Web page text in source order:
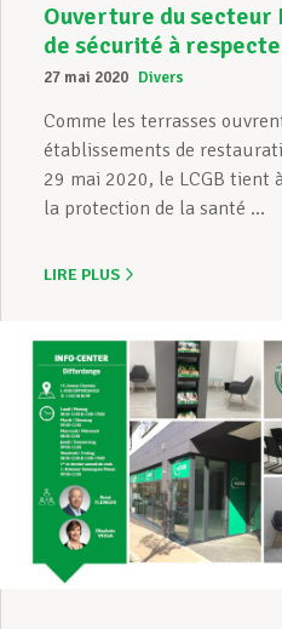
Ouverture du secteur
de sécurité à
27 mai 2020 Divers
Comme les terrasses
établissements de
29 mai 2020, le LCGB tient
la protection de la santé ...
LIRE PLUS